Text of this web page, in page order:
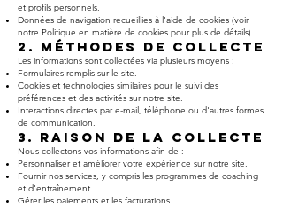
et profils personnels.
Données de navigation recueillies à l'aide de cookies (voir
notre Politique en matière de cookies pour plus de détails).
2. Méthodes de Collecte
Les informations sont collectées via plusieurs moyens :
Formulaires remplis sur le site.
Cookies et technologies similaires pour le suivi des
préférences et des activités sur notre site.
Interactions directes par e-mail, téléphone ou d'autres formes
de communication.
3. Raison de la Collecte
Nous collectons vos informations afin de :
Personnaliser et améliorer votre expérience sur notre site.
Fournir nos services, y compris les programmes de coaching
et d'entraînement.